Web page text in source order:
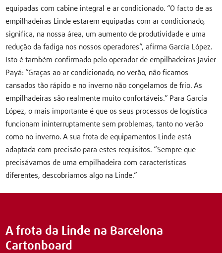
equipadas com cabine integral e ar condicionado. “O facto de as
empilhadeiras Linde estarem equipadas com ar condicionado,
significa, na nossa área, um aumento de produtividade e uma
redução da fadiga nos nossos operadores”, afirma García López.
Isto é também confirmado pelo operador de empilhadeiras Javier
Payá: “Graças ao ar condicionado, no verão, não ficamos
cansados tão rápido e no inverno não congelamos de frio. As
empilhadeiras são realmente muito confortáveis.” Para García
López, o mais importante é que os seus processos de logística
funcionam ininterruptamente sem problemas, tanto no verão
como no inverno. A sua frota de equipamentos Linde está
adaptada com precisão para estes requisitos. “Sempre que
precisávamos de uma empilhadeira com características
diferentes, descobríamos algo na Linde.”
A frota da Linde na Barcelona
Cartonboard